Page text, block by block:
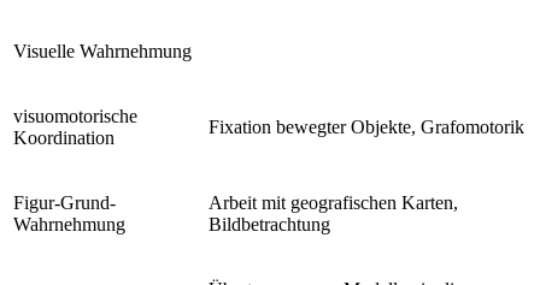
Visuelle Wahrnehmung
visuomotorische
Koordination
Fixation bewegter Objekte, Grafomotorik
Figur-Grund-
Wahrnehmung
Arbeit mit geografischen Karten,
Bildbetrachtung